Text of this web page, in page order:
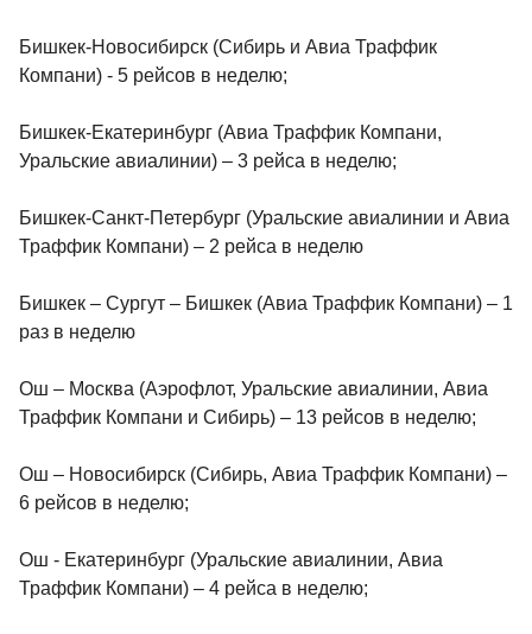
Бишкек-Новосибирск (Сибирь и Авиа Траффик
Компани) - 5 рейсов в неделю;
Бишкек-Екатеринбург (Авиа Траффик Компани,
Уральские авиалинии) – 3 рейса в неделю;
Бишкек-Санкт-Петербург (Уральские авиалинии и Авиа
Траффик Компани) – 2 рейса в неделю
Бишкек – Сургут – Бишкек (Авиа Траффик Компани) – 1
раз в неделю
Ош – Москва (Аэрофлот, Уральские авиалинии, Авиа
Траффик Компани и Сибирь) – 13 рейсов в неделю;
Ош – Новосибирск (Сибирь, Авиа Траффик Компани) –
6 рейсов в неделю;
Ош - Екатеринбург (Уральские авиалинии, Авиа
Траффик Компани) – 4 рейса в неделю;